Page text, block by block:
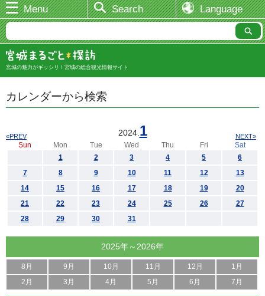
Menu Search Language
宮城の魅力がギッシリ！宮城の総合観光情報サイト
カレンダーから検索
2024. 1
«PREV NEXT»
Sun Mon Tue Wed Thu Fri
Sat
1
2 3 4 5
6
7
8 9 10 11 12
13
14
15 16 17 18 19
20
21
22 23 24 25 26
27
28
29 30 31
2025年～2026年
8月 9月 10月 11月 12月
1月
2月
3月 4月 5月 6月 7月